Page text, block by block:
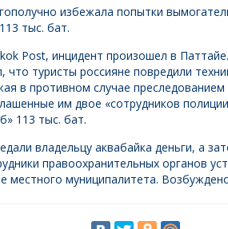
избежала попытки
тыс. бат.
Post, инцидент произошел в
что туристы россияне повредили
в противном случае
им двое «сотрудников
113 тыс. бат.
владельцу аквабайка деньги, а
правоохранительных органов
местного муниципалитета.